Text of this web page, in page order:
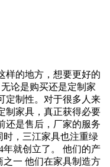
样的地方，想要更好的
论是购买还是定制家
定制性。对于很多人来
制家具，真正获得必要
还是售后，厂家的服务
时，三江家具也注重绿
就创立了。 他们的产
一 他们在家具制造方